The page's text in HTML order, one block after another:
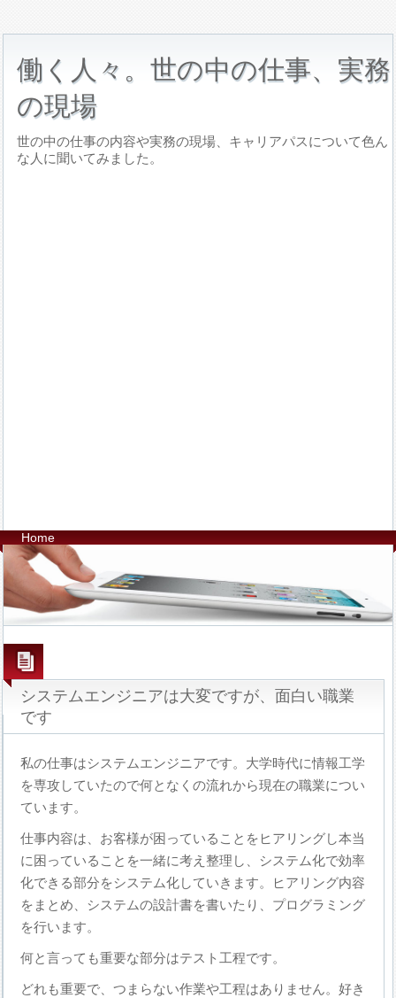
働く人々。世の中の仕事、実務
の現場
世の中の仕事の内容や実務の現場、キャリアパスについて色ん
な人に聞いてみました。
Home
システムエンジニアは大変ですが、面白い職業
です
私の仕事はシステムエンジニアです。大学時代に情報工学
を専攻していたので何となくの流れから現在の職業につい
ています。
仕事内容は、お客様が困っていることをヒアリングし本当
に困っていることを一緒に考え整理し、システム化で効率
化できる部分をシステム化していきます。ヒアリング内容
をまとめ、システムの設計書を書いたり、プログラミング
を行います。
何と言っても重要な部分はテスト工程です。
どれも重要で、つまらない作業や工程はありません。好き